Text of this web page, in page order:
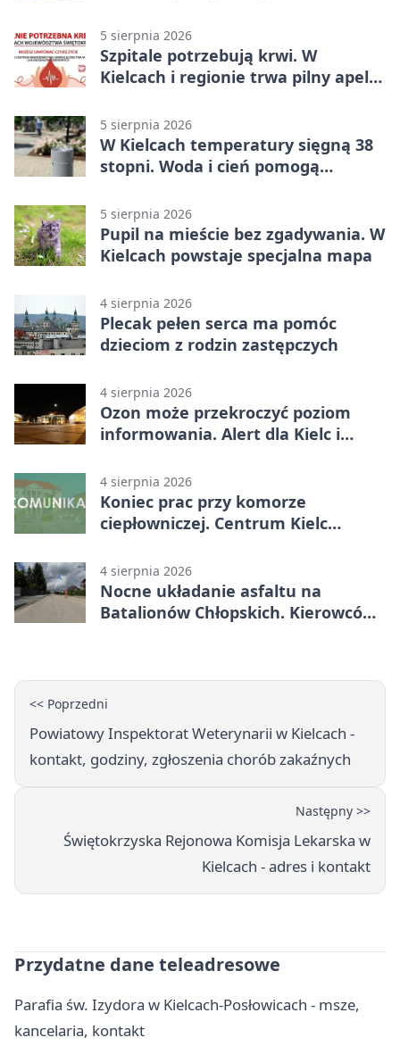
5 sierpnia 2026
Szpitale potrzebują krwi. W
Kielcach i regionie trwa pilny apel
5 sierpnia 2026
W Kielcach temperatury sięgną 38
stopni. Woda i cień pomogą
5 sierpnia 2026
Pupil na mieście bez zgadywania. W
Kielcach powstaje specjalna mapa
4 sierpnia 2026
Plecak pełen serca ma pomóc
dzieciom z rodzin zastępczych
4 sierpnia 2026
Ozon może przekroczyć poziom
informowania. Alert dla Kielc i
4 sierpnia 2026
Koniec prac przy komorze
ciepłowniczej. Centrum Kielc
4 sierpnia 2026
Nocne układanie asfaltu na
Batalionów Chłopskich. Kierowców
<< Poprzedni
Powiatowy Inspektorat Weterynarii w Kielcach -
kontakt, godziny, zgłoszenia chorób zakaźnych
Następny >>
Świętokrzyska Rejonowa Komisja Lekarska w
Kielcach - adres i kontakt
Przydatne dane teleadresowe
Parafia św. Izydora w Kielcach-Posłowicach - msze,
kancelaria, kontakt